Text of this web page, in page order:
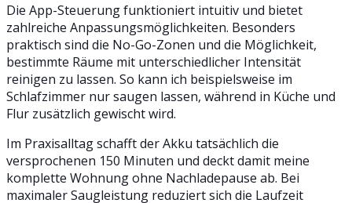
Die App-Steuerung funktioniert intuitiv und bietet
zahlreiche Anpassungsmöglichkeiten. Besonders
praktisch sind die No-Go-Zonen und die Möglichkeit,
bestimmte Räume mit unterschiedlicher Intensität
reinigen zu lassen. So kann ich beispielsweise im
Schlafzimmer nur saugen lassen, während in Küche und
Flur zusätzlich gewischt wird.
Im Praxisalltag schafft der Akku tatsächlich die
versprochenen 150 Minuten und deckt damit meine
komplette Wohnung ohne Nachladepause ab. Bei
maximaler Saugleistung reduziert sich die Laufzeit